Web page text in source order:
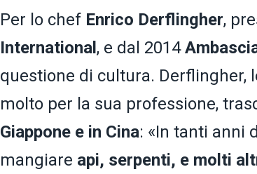
Per lo chef Enrico Derflingher,
International, e dal 2014
questione di cultura. Derflingher,
molto per la sua professione,
Giappone e in Cina: «In tanti anni
mangiare api, serpenti, e molti